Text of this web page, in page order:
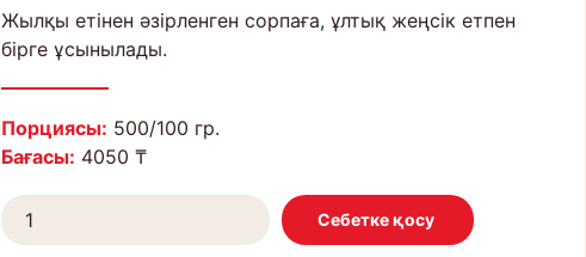
Жылқы етінен әзірленген сорпаға, ұлтық жеңсік етпен
бірге ұсынылады.
Порциясы: 500/100 гр.
Бағасы: 4050 ₸